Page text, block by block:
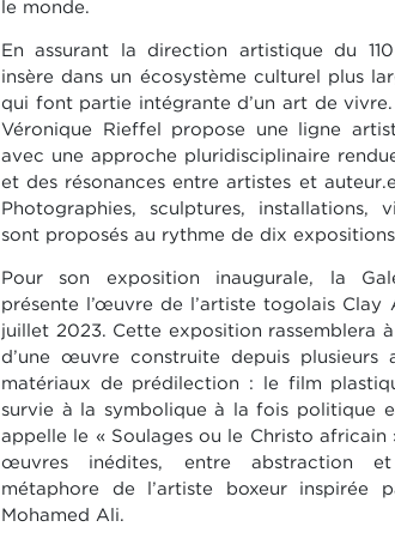
le monde.
En assurant la direction artistique du
insère dans un écosystème culturel plus
qui font partie intégrante d’un art de
Véronique Rieffel propose une ligne
avec une approche pluridisciplinaire
et des résonances entre artistes et
Photographies, sculptures, installations,
sont proposés au rythme de dix
Pour son exposition inaugurale, la
présente l’œuvre de l’artiste togolais Clay
juillet 2023. Cette exposition rassemblera
d’une œuvre construite depuis plusieurs
matériaux de prédilection : le film
survie à la symbolique à la fois politique
appelle le « Soulages ou le Christo africain
œuvres inédites, entre abstraction
métaphore de l’artiste boxeur inspirée
Mohamed Ali.